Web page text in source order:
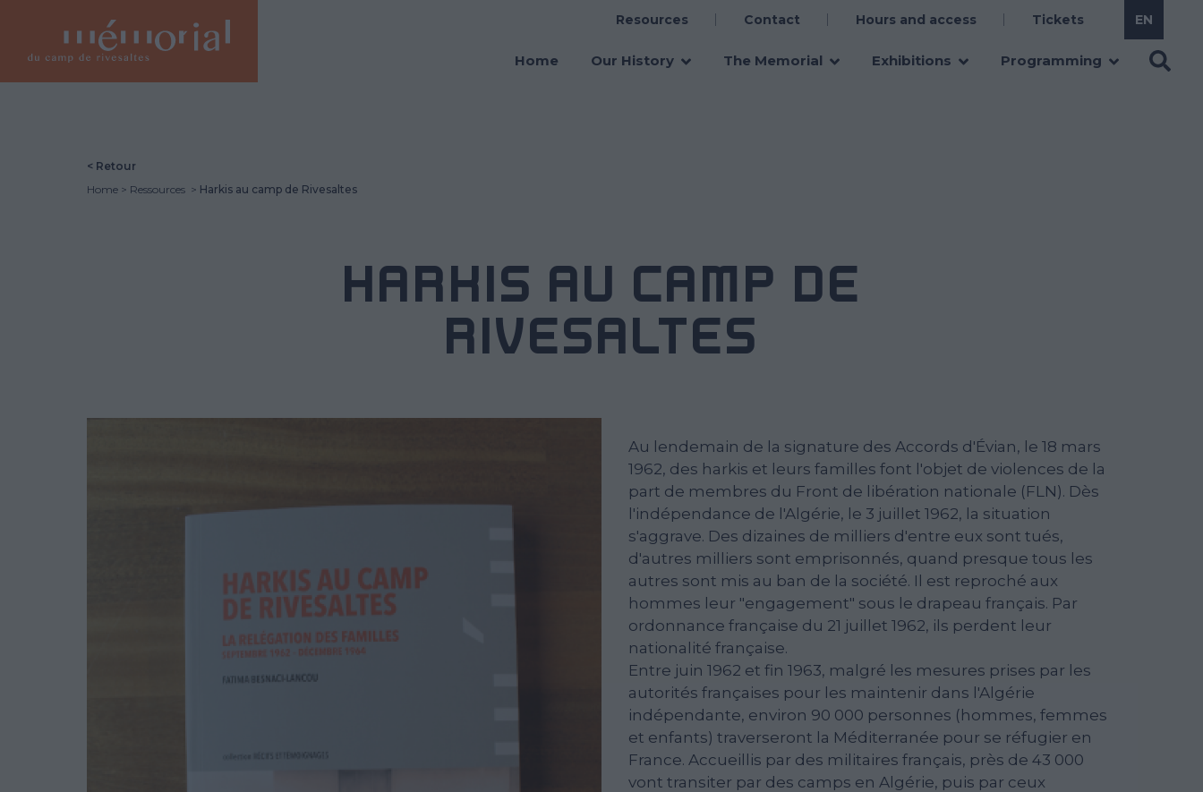
main
content
Main
navigation
Resources Contact Hours and access Tickets
Home Our History The Memorial Exhibitions Programming
< Retour
Home
Ressources Harkis au camp de Rivesaltes
HARKIS AU CAMP DE
RIVESALTES
Au lendemain de la signature des Accords d'Évian, le 18 mars
1962, des harkis et leurs familles font l'objet de violences de la
part de membres du Front de libération nationale (FLN). Dès
l'indépendance de l'Algérie, le 3 juillet 1962, la situation
s'aggrave. Des dizaines de milliers d'entre eux sont tués,
d'autres milliers sont emprisonnés, quand presque tous les
autres sont mis au ban de la société. Il est reproché aux
hommes leur "engagement" sous le drapeau français. Par
ordonnance française du 21 juillet 1962, ils perdent leur
nationalité française.
Entre juin 1962 et fin 1963, malgré les mesures prises par les
autorités françaises pour les maintenir dans l'Algérie
indépendante, environ 90 000 personnes (hommes, femmes
et enfants) traverseront la Méditerranée pour se réfugier en
France. Accueillis par des militaires français, près de 43 000
vont transiter par des camps en Algérie, puis par ceux